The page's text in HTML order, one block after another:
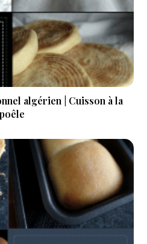
algérien | Cuisson à la
poêle